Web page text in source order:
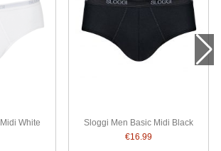
White
Sloggi Men Basic Midi Black
€16.99